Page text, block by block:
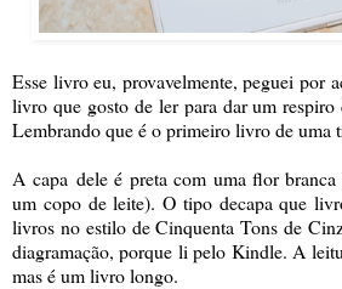
Esse livro eu, provavelmente, peguei por
livro que gosto de ler para dar um respiro
Lembrando que é o primeiro livro de uma
A capa dele é preta com uma flor
um copo de leite). O tipo decapa que
livros no estilo de Cinquenta Tons de
diagramação, porque li pelo Kindle. A
mas é um livro longo.